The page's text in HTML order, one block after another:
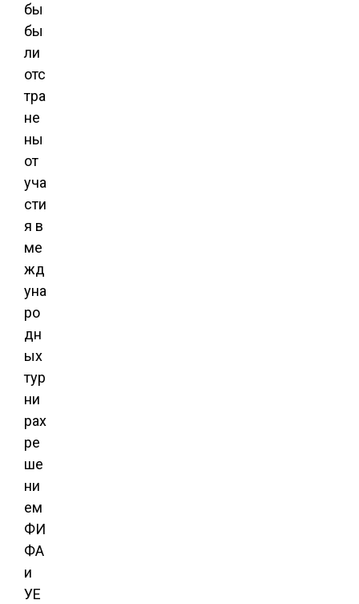
бы
бы
ли
отс
тра
не
ны
от
уча
сти
я в
ме
жд
уна
ро
дн
ых
тур
ни
рах
ре
ше
ни
ем
ФИ
ФА
и
УЕ